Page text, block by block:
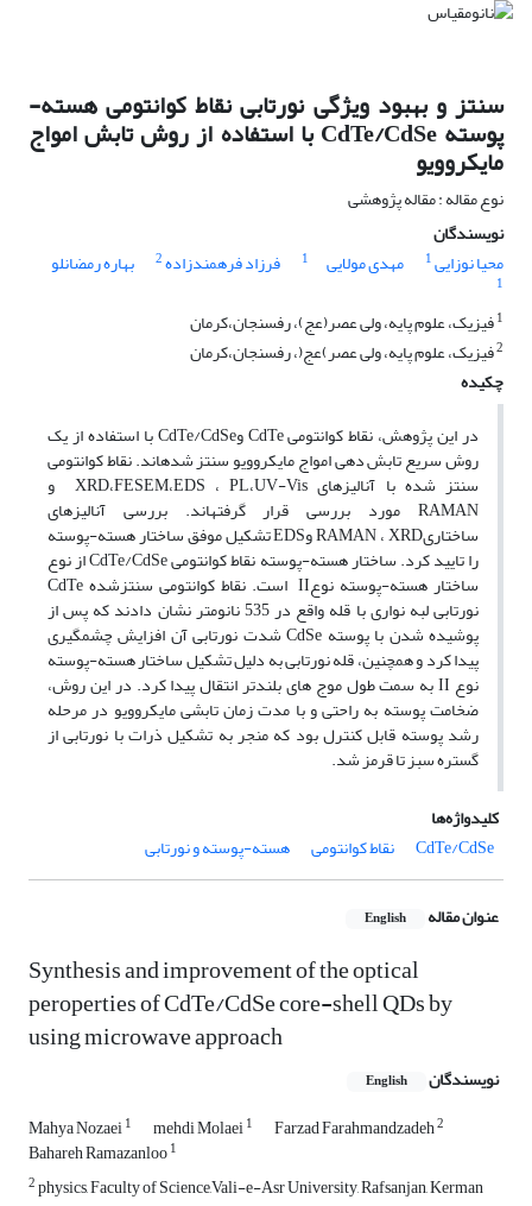
سنتز و بهبود ویژگی نورتابی نقاط کوانتومی هسته-
پوسته CdTe/CdSe با استفاده از روش تابش امواج
مایکروویو
نوع مقاله : مقاله پژوهشی
نویسندگان
محیا نوزایی1 مهدی مولایی 1 فرزاد فرهمندزاده2 بهاره رمضانلو
1
1فیزیک، علوم پایه، ولی عصر(عج)، رفسنجان،کرمان
2فیزیک، علوم پایه، ولی عصر)عج(، رفسنجان،کرمان
چکیده
در این پژوهش، نقاط کوانتومی CdTe وCdTe/CdSe با استفاده از یک
روش سریع تابش دهی امواج مایکروویو سنتز شده­اند. نقاط کوانتومی
سنتز شده با آنالیزهای XRD،FESEM،EDS ، PL،UV-Vis و
RAMAN مورد بررسی قرار گرفته­اند. بررسی آنالیزهای
ساختاریRAMAN ، XRD وEDS تشکیل موفق ساختار هسته-پوسته
را تایید کرد. ساختار هسته-پوسته نقاط کوانتومی CdTe/CdSe از نوع
ساختار هسته-پوسته نوعII است. نقاط کوانتومی سنتزشده CdTe
نورتابی لبه نواری با قله واقع در 535 نانومتر نشان دادند که پس از
پوشیده شدن با پوسته CdSe شدت نورتابی آن افزایش چشم­گیری
پیدا کرد و همچنین، قله نورتابی به دلیل تشکیل ساختار هسته-پوسته
نوع II به سمت طول موج های بلندتر انتقال پیدا کرد. در این روش،
ضخامت پوسته به راحتی و با مدت زمان تابشی مایکروویو در مرحله
رشد پوسته قابل کنترل بود که منجر به تشکیل ذرات با نورتابی از
گستره سبز تا قرمز شد.
کلیدواژه‌ها
CdTe/CdSe
نقاط کوانتومی هسته-پوسته و نورتابی
عنوان مقاله English
Synthesis and improvement of the optical
peroperties of CdTe/CdSe core-shell QDs by
using microwave approach
نویسندگان English
Mahya Nozaei1 mehdi Molaei1 Farzad Farahmandzadeh2
Bahareh Ramazanloo1
2physics, Faculty of Science,Vali-e-Asr University, Rafsanjan, Kerman